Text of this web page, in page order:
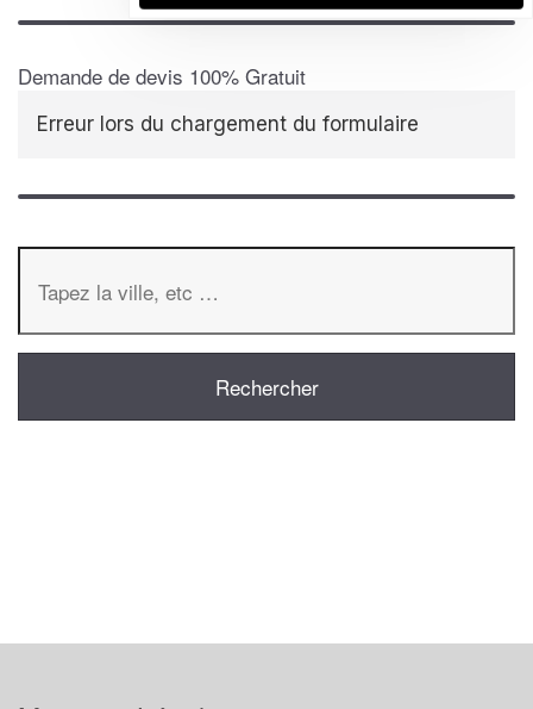
Demande de devis 100% Gratuit
Erreur lors du chargement du formulaire